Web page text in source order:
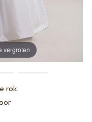
vergroten
rok